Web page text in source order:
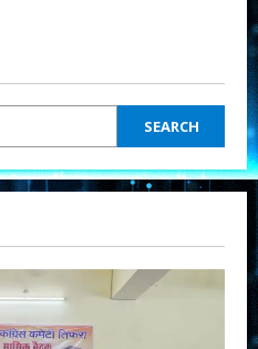
SEARCH